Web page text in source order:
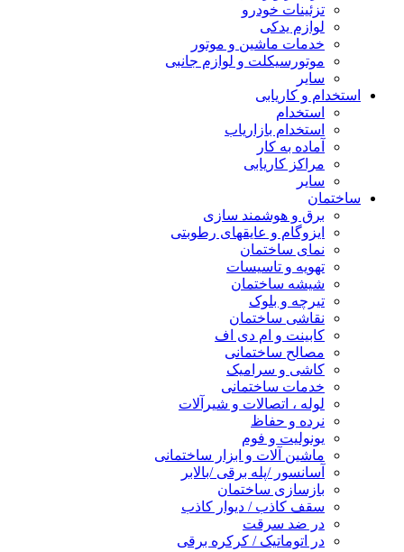
تزئینات خودرو
لوازم یدکی
خدمات ماشین و موتور
موتورسیکلت و لوازم جانبی
سایر
استخدام و کاریابی
استخدام
استخدام بازاریاب
آماده به کار
مراکز کاریابی
سایر
ساختمان
برق و هوشمند سازی
ایزوگام و عایقهای رطوبتی
نمای ساختمان
تهویه و تاسیسات
شیشه ساختمان
تیرچه و بلوک
نقاشی ساختمان
کابینت و ام دی اف
مصالح ساختمانی
کاشی و سرامیک
خدمات ساختمانی
لوله ، اتصالات و شیرآلات
نرده و حفاظ
یونولیت و فوم
ماشین آلات و ابزار ساختمانی
آسانسور /پله برقی /بالابر
بازسازی ساختمان
سقف کاذب / دیوار کاذب
در ضد سرقت
در اتوماتیک / کرکره برقی